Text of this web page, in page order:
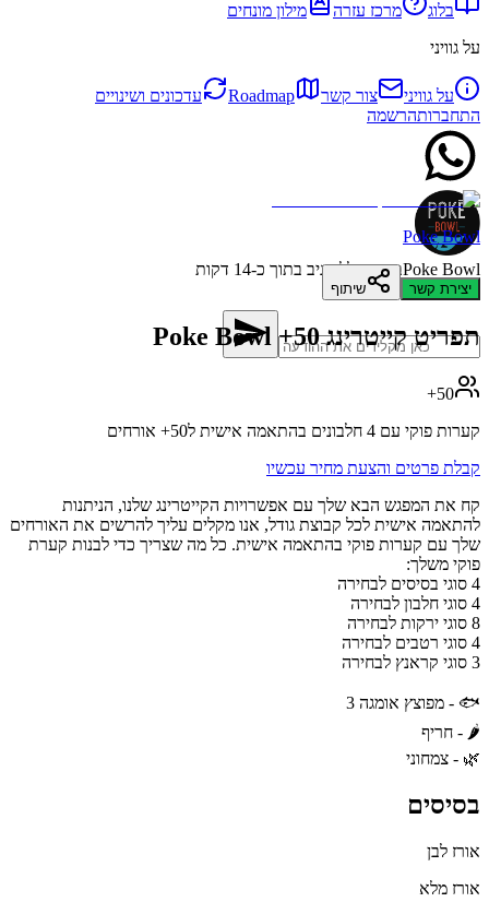
בלוג מרכז עזרה
מילון מונחים
על גוויני
על גוויני צור קשר Roadmap
עדכונים ושינויים
התחברותהרשמה
Poke Bowlבדרך כלל מגיב בתוך כ-14 דקות
Poke Bowl
יצירת קשר שיתוף
תפריט קייטרינג Poke Bowl +50
50+
קערות פוקי עם 4 חלבונים בהתאמה אישית ל50+ אורחים
קבלת פרטים והצעת מחיר עכשיו
קח את המפגש הבא שלך עם אפשרויות הקייטרינג שלנו, הניתנות
להתאמה אישית לכל קבוצת גודל, אנו מקלים עליך להרשים את האורחים
שלך עם קערות פוקי בהתאמה אישית. כל מה שצריך כדי לבנות קערת
פוקי משלך:
4 סוגי בסיסים לבחירה
4 סוגי חלבון לבחירה
8 סוגי ירקות לבחירה
4 סוגי רטבים לבחירה
3 סוגי קראנץ לבחירה
🐟 - מפוצץ אומגה 3
🌶 - חריף
🌿 - צמחוני
בסיסים
אורז לבן
אורז מלא